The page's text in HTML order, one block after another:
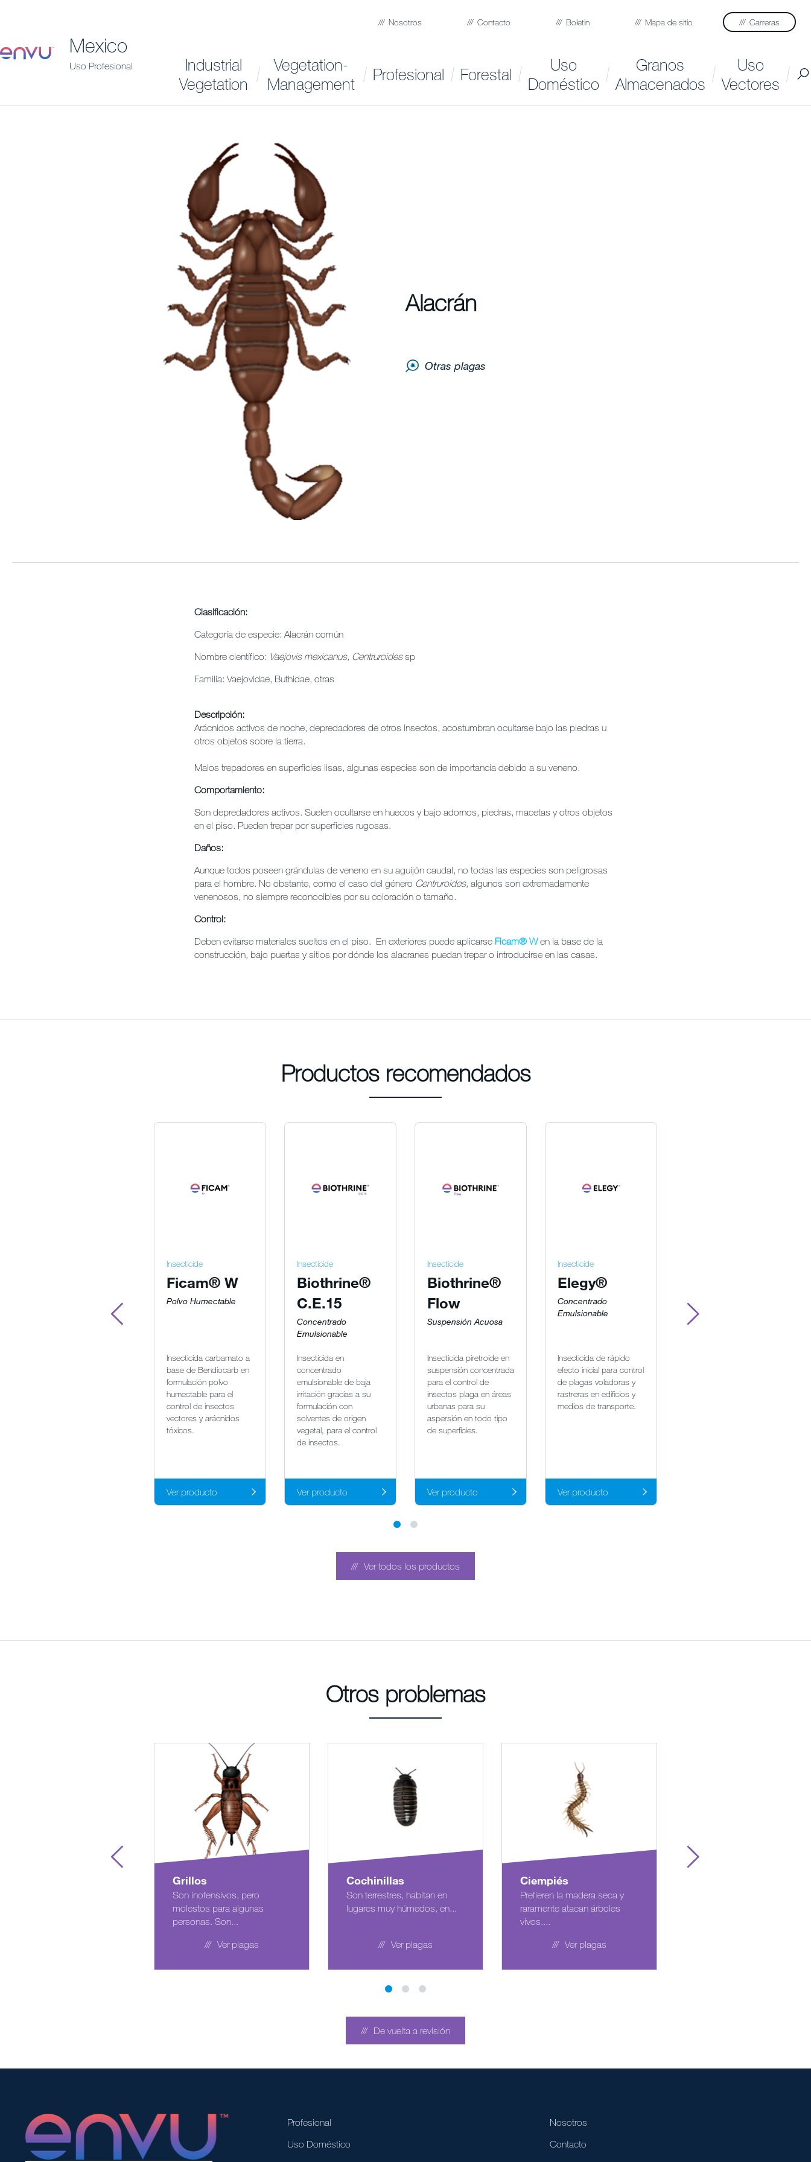
Mexico
Uso Profesional
Nosotros Contacto Boletin Mapa de sitio Carreras
Industrial
Vegetation
Vegetation-
Management
Profesional Forestal
Uso
Doméstico
Granos
Almacenados
Uso
Vectores
Alacrán
Otras plagas
Clasificación:
Categoría de especie: Alacrán común
Nombre científico: Vaejovis mexicanus, Centruroidessp
Familia: Vaejovidae, Buthidae, otras
Descripción:
Arácnidos activos de noche, depredadores de otros insectos, acostumbran ocultarse bajo las piedras u
otros objetos sobre la tierra.
Malos trepadores en superficies lisas, algunas especies son de importancia debido a su veneno.
Comportamiento:
Son depredadores activos. Suelen ocultarse en huecos y bajo adornos, piedras, macetas y otros objetos
en el piso. Pueden trepar por superficies rugosas.
Daños:
Aunque todos poseen grándulas de veneno en su aguijón caudal, no todas las especies son peligrosas
para el hombre. No obstante, como el caso del género Centruroides, algunos son extremadamente
venenosos, no siempre reconocibles por su coloración o tamaño.
Control:
Deben evitarse materiales sueltos en el piso. En exteriores puede aplicarse Ficam® Wen la base de la
construcción, bajo puertas y sitios por dónde los alacranes puedan trepar o introducirse en las casas.
Productos recomendados
Insecticide
Ficam® W
Polvo Humectable
Insecticida carbamato a
base de Bendiocarb en
formulación polvo
humectable para el
control de insectos
vectores y arácnidos
tóxicos.
Ver producto
Insecticide
Biothrine®
C.E.15
Concentrado
Emulsionable
Insecticida en
concentrado
emulsionable de baja
irritación gracias a su
formulación con
solventes de origen
vegetal, para el control
de insectos.
Ver producto
Insecticide
Biothrine®
Flow
Suspensión Acuosa
Insecticida piretroide en
suspensión concentrada
para el control de
insectos plaga en áreas
urbanas para su
aspersión en todo tipo
de superficies.
Ver producto
Insecticide
Elegy®
Concentrado
Emulsionable
Insecticida de rápido
efecto inicial para control
de plagas voladoras y
rastreras en edificios y
medios de transporte.
Ver producto
SC
Suspensión
Ver todos los productos
Otros problemas
Grillos
Son inofensivos, pero
molestos para algunas
personas. Son...
Ver plagas
Cochinillas
Son terrestres, habitan en
lugares muy húmedos, en...
Ver plagas
Ciempiés
Prefieren la madera seca y
raramente atacan árboles
vivos....
Ver plagas
De vuelta a revisión
Profesional
Uso Doméstico
Nosotros
Contacto